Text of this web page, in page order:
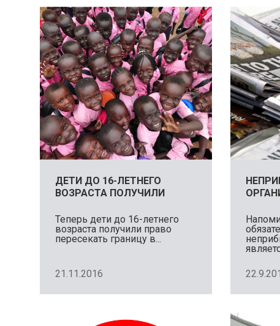
ДЕТИ ДО 16-ЛЕТНЕГО
ВОЗРАСТА ПОЛУЧИЛИ
ГРАНИЦУ
Теперь дети до 16-летнего
возраста получили право
пересекать границу в...
21.11.2016
2017